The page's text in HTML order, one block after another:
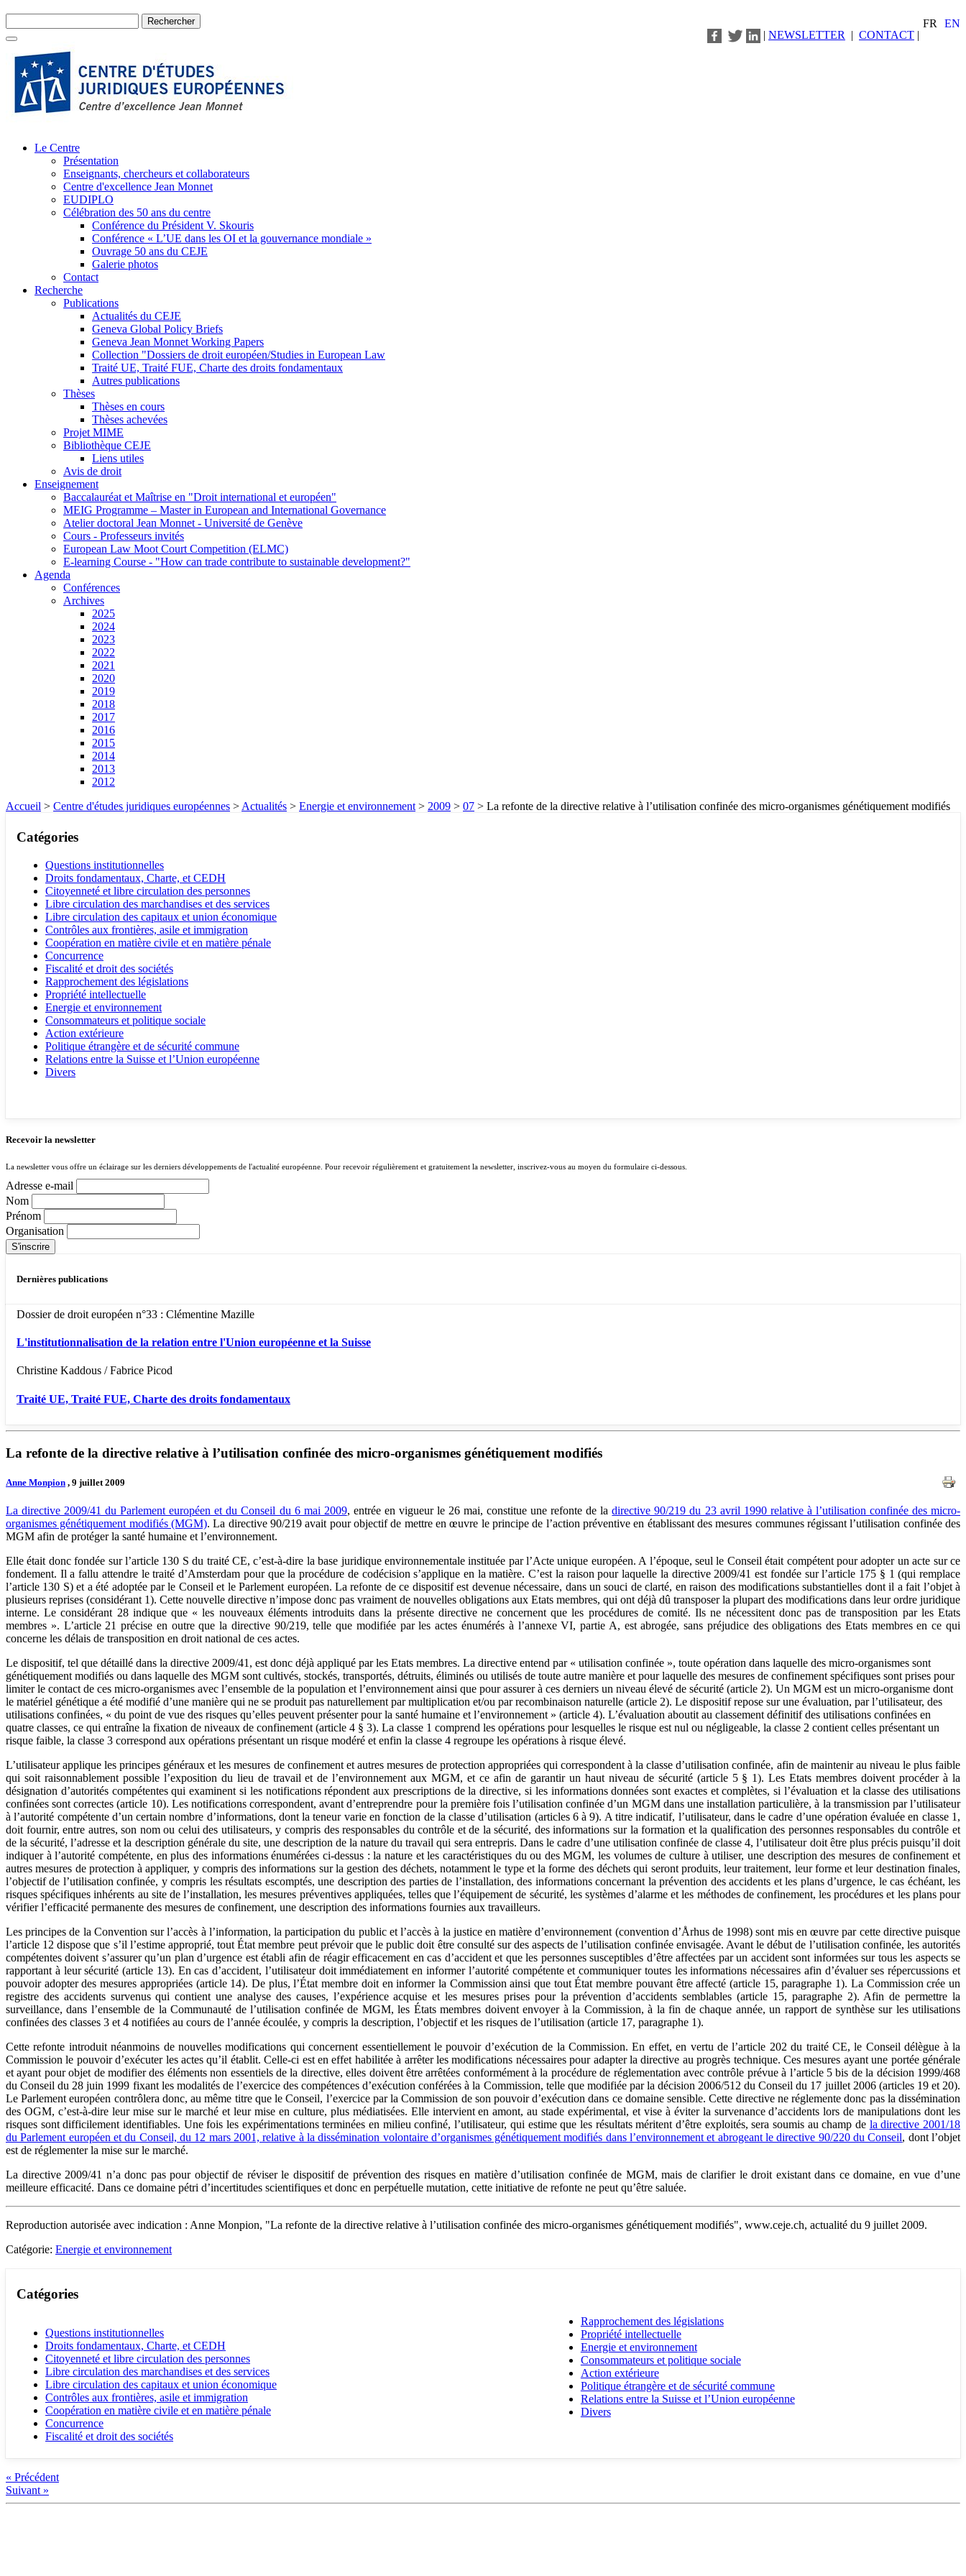
FR
EN
| NEWSLETTER | CONTACT |
Le Centre
Présentation
Enseignants, chercheurs et collaborateurs
Centre d'excellence Jean Monnet
EUDIPLO
Célébration des 50 ans du centre
Conférence du Président V. Skouris
Conférence « L’UE dans les OI et la gouvernance mondiale »
Ouvrage 50 ans du CEJE
Galerie photos
Contact
Recherche
Publications
Actualités du CEJE
Geneva Global Policy Briefs
Geneva Jean Monnet Working Papers
Collection "Dossiers de droit européen/Studies in European Law
Traité UE, Traité FUE, Charte des droits fondamentaux
Autres publications
Thèses
Thèses en cours
Thèses achevées
Projet MIME
Bibliothèque CEJE
Liens utiles
Avis de droit
Enseignement
Baccalauréat et Maîtrise en "Droit international et européen"
MEIG Programme – Master in European and International Governance
Atelier doctoral Jean Monnet - Université de Genève
Cours - Professeurs invités
European Law Moot Court Competition (ELMC)
E-learning Course - "How can trade contribute to sustainable development?"
Agenda
Conférences
Archives
2025
2024
2023
2022
2021
2020
2019
2018
2017
2016
2015
2014
2013
2012
Accueil > Centre d'études juridiques européennes > Actualités > Energie et environnement > 2009 > 07 > La refonte de la directive relative à l’utilisation confinée des micro-organismes génétiquement modifiés
Catégories
Questions institutionnelles
Droits fondamentaux, Charte, et CEDH
Citoyenneté et libre circulation des personnes
Libre circulation des marchandises et des services
Libre circulation des capitaux et union économique
Contrôles aux frontières, asile et immigration
Coopération en matière civile et en matière pénale
Concurrence
Fiscalité et droit des sociétés
Rapprochement des législations
Propriété intellectuelle
Energie et environnement
Consommateurs et politique sociale
Action extérieure
Politique étrangère et de sécurité commune
Relations entre la Suisse et l’Union européenne
Divers
Recevoir la newsletter
La newsletter vous offre un éclairage sur les derniers développements de l'actualité européenne. Pour recevoir régulièrement et gratuitement la newsletter, inscrivez-vous au moyen du formulaire ci-dessous.
Adresse e-mail
Nom
Prénom
Organisation
Dernières publications
Dossier de droit européen n°33 : Clémentine Mazille
L'institutionnalisation de la relation entre l'Union européenne et la Suisse
Christine Kaddous / Fabrice Picod
Traité UE, Traité FUE, Charte des droits fondamentaux
La refonte de la directive relative à l’utilisation confinée des micro-organismes génétiquement modifiés
Anne Monpion , 9 juillet 2009
La directive 2009/41 du Parlement européen et du Conseil du 6 mai 2009, entrée en vigueur le 26 mai, constitue une refonte de ladirective 90/219 du 23 avril 1990 relative à l’utilisation confinée des micro-
organismes génétiquement modifiés (MGM). La directive 90/219 avait pour objectif de mettre en œuvre le principe de l’action préventive en établissant des mesures communes régissant l’utilisation confinée des
MGM afin de protéger la santé humaine et l’environnement.
Elle était donc fondée sur l’article 130 S du traité CE, c’est-à-dire la base juridique environnementale instituée par l’Acte unique européen. A l’époque, seul le Conseil était compétent pour adopter un acte sur ce
fondement. Il a fallu attendre le traité d’Amsterdam pour que la procédure de codécision s’applique en la matière. C’est la raison pour laquelle la directive 2009/41 est fondée sur l’article 175 § 1 (qui remplace
l’article 130 S) et a été adoptée par le Conseil et le Parlement européen. La refonte de ce dispositif est devenue nécessaire, dans un souci de clarté, en raison des modifications substantielles dont il a fait l’objet à
plusieurs reprises (considérant 1). Cette nouvelle directive n’impose donc pas vraiment de nouvelles obligations aux Etats membres, qui ont déjà dû transposer la plupart des modifications dans leur ordre juridique
interne. Le considérant 28 indique que « les nouveaux éléments introduits dans la présente directive ne concernent que les procédures de comité. Ils ne nécessitent donc pas de transposition par les Etats
membres ». L’article 21 précise en outre que la directive 90/219, telle que modifiée par les actes énumérés à l’annexe VI, partie A, est abrogée, sans préjudice des obligations des Etats membres en ce qui
concerne les délais de transposition en droit national de ces actes.
Le dispositif, tel que détaillé dans la directive 2009/41, est donc déjà appliqué par les Etats membres. La directive entend par « utilisation confinée », toute opération dans laquelle des micro-organismes sont
génétiquement modifiés ou dans laquelle des MGM sont cultivés, stockés, transportés, détruits, éliminés ou utilisés de toute autre manière et pour laquelle des mesures de confinement spécifiques sont prises pour
limiter le contact de ces micro-organismes avec l’ensemble de la population et l’environnement ainsi que pour assurer à ces derniers un niveau élevé de sécurité (article 2). Un MGM est un micro-organisme dont
le matériel génétique a été modifié d’une manière qui ne se produit pas naturellement par multiplication et/ou par recombinaison naturelle (article 2). Le dispositif repose sur une évaluation, par l’utilisateur, des
utilisations confinées, « du point de vue des risques qu’elles peuvent présenter pour la santé humaine et l’environnement » (article 4). L’évaluation aboutit au classement définitif des utilisations confinées en
quatre classes, ce qui entraîne la fixation de niveaux de confinement (article 4 § 3). La classe 1 comprend les opérations pour lesquelles le risque est nul ou négligeable, la classe 2 contient celles présentant un
risque faible, la classe 3 correspond aux opérations présentant un risque modéré et enfin la classe 4 regroupe les opérations à risque élevé.
L’utilisateur applique les principes généraux et les mesures de confinement et autres mesures de protection appropriées qui correspondent à la classe d’utilisation confinée, afin de maintenir au niveau le plus faible
qui soit raisonnablement possible l’exposition du lieu de travail et de l’environnement aux MGM, et ce afin de garantir un haut niveau de sécurité (article 5 § 1). Les Etats membres doivent procéder à la
désignation d’autorités compétentes qui examinent si les notifications répondent aux prescriptions de la directive, si les informations données sont exactes et complètes, si l’évaluation et la classe des utilisations
confinées sont correctes (article 10). Les notifications correspondent, avant d’entreprendre pour la première fois l’utilisation confinée d’un MGM dans une installation particulière, à la transmission par l’utilisateur
à l’autorité compétente d’un certain nombre d’informations, dont la teneur varie en fonction de la classe d’utilisation (articles 6 à 9). A titre indicatif, l’utilisateur, dans le cadre d’une opération évaluée en classe 1,
doit fournir, entre autres, son nom ou celui des utilisateurs, y compris des responsables du contrôle et de la sécurité, des informations sur la formation et la qualification des personnes responsables du contrôle et
de la sécurité, l’adresse et la description générale du site, une description de la nature du travail qui sera entrepris. Dans le cadre d’une utilisation confinée de classe 4, l’utilisateur doit être plus précis puisqu’il doit
indiquer à l’autorité compétente, en plus des informations énumérées ci-dessus : la nature et les caractéristiques du ou des MGM, les volumes de culture à utiliser, une description des mesures de confinement et
autres mesures de protection à appliquer, y compris des informations sur la gestion des déchets, notamment le type et la forme des déchets qui seront produits, leur traitement, leur forme et leur destination finales,
l’objectif de l’utilisation confinée, y compris les résultats escomptés, une description des parties de l’installation, des informations concernant la prévention des accidents et les plans d’urgence, le cas échéant, les
risques spécifiques inhérents au site de l’installation, les mesures préventives appliquées, telles que l’équipement de sécurité, les systèmes d’alarme et les méthodes de confinement, les procédures et les plans pour
vérifier l’efficacité permanente des mesures de confinement, une description des informations fournies aux travailleurs.
Les principes de la Convention sur l’accès à l’information, la participation du public et l’accès à la justice en matière d’environnement (convention d’Århus de 1998) sont mis en œuvre par cette directive puisque
l’article 12 dispose que s’il l’estime approprié, tout État membre peut prévoir que le public doit être consulté sur des aspects de l’utilisation confinée envisagée. Avant le début de l’utilisation confinée, les autorités
compétentes doivent s’assurer qu’un plan d’urgence est établi afin de réagir efficacement en cas d’accident et que les personnes susceptibles d’être affectées par un accident sont informées sur tous les aspects se
rapportant à leur sécurité (article 13). En cas d’accident, l’utilisateur doit immédiatement en informer l’autorité compétente et communiquer toutes les informations nécessaires afin d’évaluer ses répercussions et
pouvoir adopter des mesures appropriées (article 14). De plus, l’État membre doit en informer la Commission ainsi que tout État membre pouvant être affecté (article 15, paragraphe 1). La Commission crée un
registre des accidents survenus qui contient une analyse des causes, l’expérience acquise et les mesures prises pour la prévention d’accidents semblables (article 15, paragraphe 2). Afin de permettre la
surveillance, dans l’ensemble de la Communauté de l’utilisation confinée de MGM, les États membres doivent envoyer à la Commission, à la fin de chaque année, un rapport de synthèse sur les utilisations
confinées des classes 3 et 4 notifiées au cours de l’année écoulée, y compris la description, l’objectif et les risques de l’utilisation (article 17, paragraphe 1).
Cette refonte introduit néanmoins de nouvelles modifications qui concernent essentiellement le pouvoir d’exécution de la Commission. En effet, en vertu de l’article 202 du traité CE, le Conseil délègue à la
Commission le pouvoir d’exécuter les actes qu’il établit. Celle-ci est en effet habilitée à arrêter les modifications nécessaires pour adapter la directive au progrès technique. Ces mesures ayant une portée générale
et ayant pour objet de modifier des éléments non essentiels de la directive, elles doivent être arrêtées conformément à la procédure de réglementation avec contrôle prévue à l’article 5 bis de la décision 1999/468
du Conseil du 28 juin 1999 fixant les modalités de l’exercice des compétences d’exécution conférées à la Commission, telle que modifiée par la décision 2006/512 du Conseil du 17 juillet 2006 (articles 19 et 20).
Le Parlement européen contrôlera donc, au même titre que le Conseil, l’exercice par la Commission de son pouvoir d’exécution dans ce domaine sensible. Cette directive ne réglemente donc pas la dissémination
des OGM, c’est-à-dire leur mise sur le marché et leur mise en culture, plus médiatisées. Elle intervient en amont, au stade expérimental, et vise à éviter la survenance d’accidents lors de manipulations dont les
risques sont difficilement identifiables. Une fois les expérimentations terminées en milieu confiné, l’utilisateur, qui estime que les résultats méritent d’être exploités, sera soumis au champ de la directive 2001/18
du Parlement européen et du Conseil, du 12 mars 2001, relative à la dissémination volontaire d’organismes génétiquement modifiés dans l’environnement et abrogeant le directive 90/220 du Conseil, dont l’objet
est de réglementer la mise sur le marché.
La directive 2009/41 n’a donc pas pour objectif de réviser le dispositif de prévention des risques en matière d’utilisation confinée de MGM, mais de clarifier le droit existant dans ce domaine, en vue d’une
meilleure efficacité. Dans ce domaine pétri d’incertitudes scientifiques et donc en perpétuelle mutation, cette initiative de refonte ne peut qu’être saluée.
Reproduction autorisée avec indication : Anne Monpion, "La refonte de la directive relative à l’utilisation confinée des micro-organismes génétiquement modifiés", www.ceje.ch, actualité du 9 juillet 2009.
Catégorie: Energie et environnement
Catégories
Questions institutionnelles
Droits fondamentaux, Charte, et CEDH
Citoyenneté et libre circulation des personnes
Libre circulation des marchandises et des services
Libre circulation des capitaux et union économique
Contrôles aux frontières, asile et immigration
Coopération en matière civile et en matière pénale
Concurrence
Fiscalité et droit des sociétés
Rapprochement des législations
Propriété intellectuelle
Energie et environnement
Consommateurs et politique sociale
Action extérieure
Politique étrangère et de sécurité commune
Relations entre la Suisse et l’Union européenne
Divers
« Précédent
Suivant »